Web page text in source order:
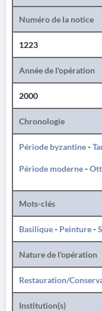
Numéro de la notice
1223
Année de l'opération
2000
Chronologie
Période byzantine-
Période moderne-
Mots-clés
Basilique- Peinture-
Nature de l'opération
Restauration/
Institution(s)